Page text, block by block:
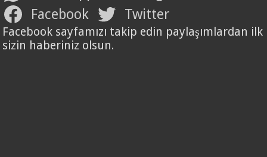
Facebook
Twitter
Facebook sayfamızı takip edin paylaşımlardan ilk
sizin haberiniz olsun.